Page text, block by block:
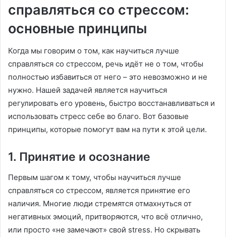
справляться со стрессом:
основные принципы
Когда мы говорим о том, как научиться лучше
справляться со стрессом, речь идёт не о том, чтобы
полностью избавиться от него – это невозможно и не
нужно. Нашей задачей является научиться
регулировать его уровень, быстро восстанавливаться и
использовать стресс себе во благо. Вот базовые
принципы, которые помогут вам на пути к этой цели.
1. Принятие и осознание
Первым шагом к тому, чтобы научиться лучше
справляться со стрессом, является принятие его
наличия. Многие люди стремятся отмахнуться от
негативных эмоций, притворяются, что всё отлично,
или просто «не замечают» свой stress. Но скрывать